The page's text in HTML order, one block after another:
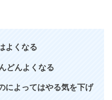
よくなる
どんよくなる
によってはやる気を下げ